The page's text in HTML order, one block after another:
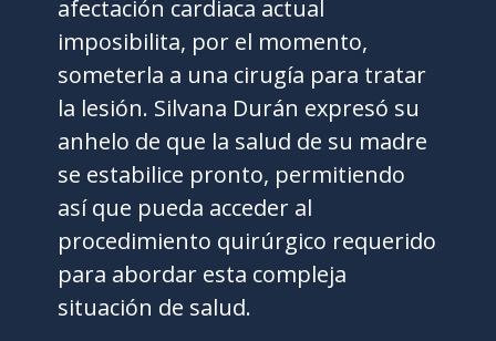
afectación cardiaca actual
imposibilita, por el momento,
someterla a una cirugía para tratar
la lesión. Silvana Durán expresó su
anhelo de que la salud de su madre
se estabilice pronto, permitiendo
así que pueda acceder al
procedimiento quirúrgico requerido
para abordar esta compleja
situación de salud.